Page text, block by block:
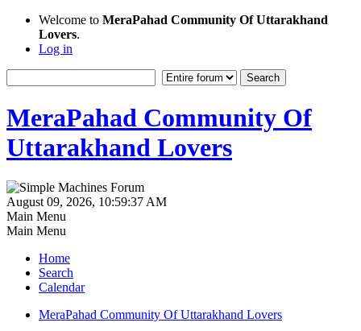
Welcome to MeraPahad Community Of Uttarakhand
Lovers.
Log in
MeraPahad Community Of
Uttarakhand Lovers
August 09, 2026, 10:59:37 AM
Main Menu
Main Menu
Home
Search
Calendar
MeraPahad Community Of Uttarakhand Lovers